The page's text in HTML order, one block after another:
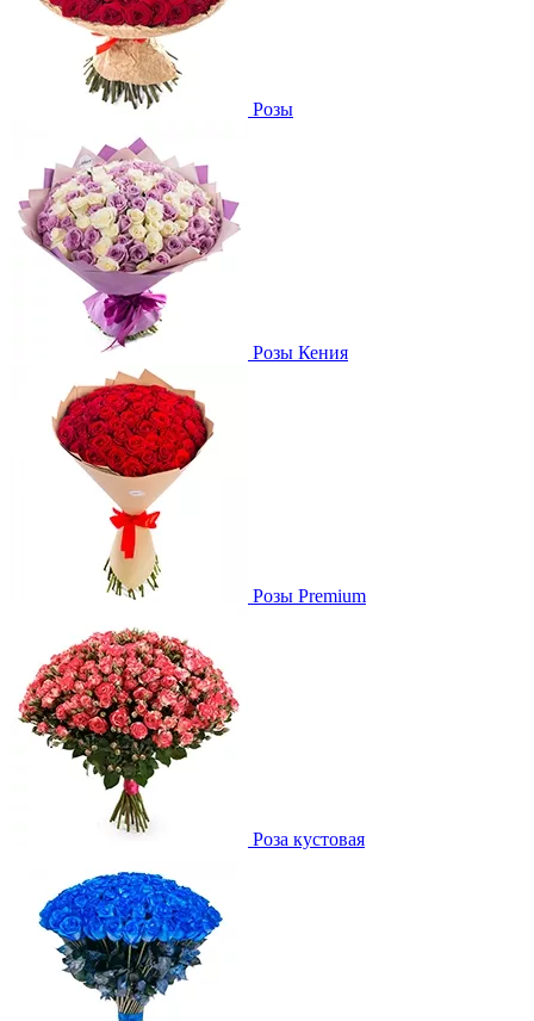
Розы
Розы Кения
Розы Premium
Роза кустовая